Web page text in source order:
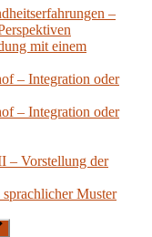
–
mit einem
– Integration oder
– Integration oder
– Vorstellung der
Muster